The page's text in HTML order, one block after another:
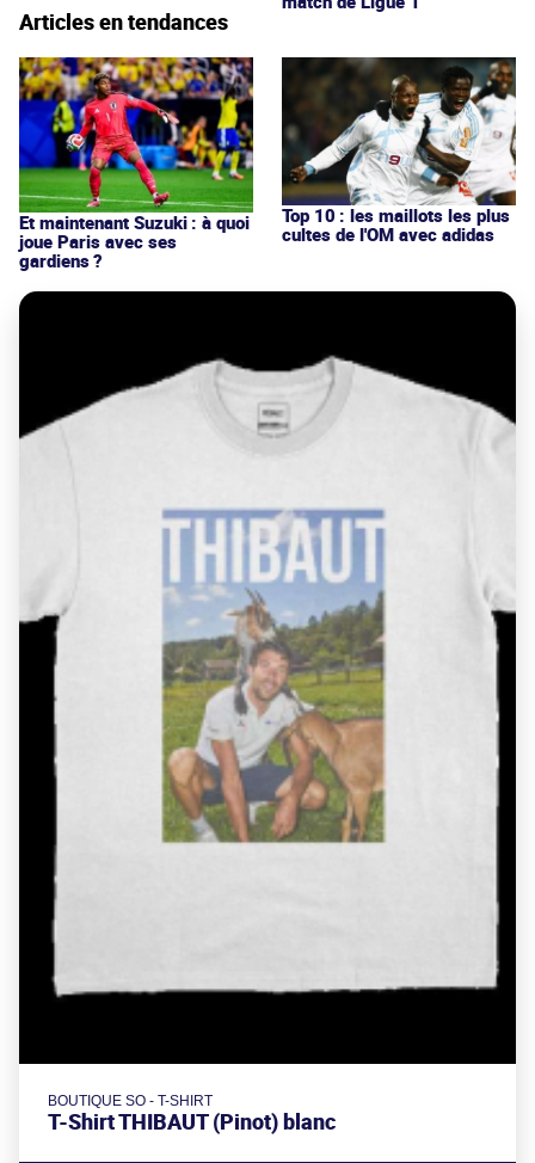
Articles en tendances
Et maintenant Suzuki : à quoi
joue Paris avec ses
gardiens ?
Top 10 : les maillots les plus
cultes de l'OM avec adidas
BOUTIQUE SO - T-SHIRT
T-Shirt THIBAUT (Pinot) blanc